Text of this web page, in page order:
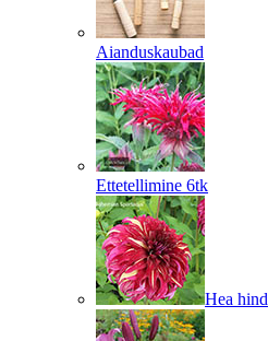
Aianduskaubad
Ettetellimine 6tk
Hea hind